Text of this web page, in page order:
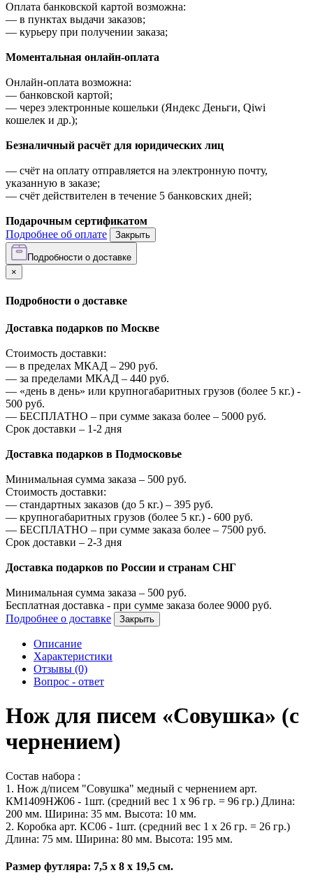
Оплата банковской картой возможна:
— в пунктах выдачи заказов;
— курьеру при получении заказа;
Моментальная онлайн-оплата
Онлайн-оплата возможна:
— банковской картой;
— через электронные кошельки (Яндекс Деньги, Qiwi
кошелек и др.);
Безналичный расчёт для юридических лиц
— счёт на оплату отправляется на электронную почту,
указанную в заказе;
— счёт действителен в течение 5 банковских дней;
Подарочным сертификатом
Подробнее об оплате
Закрыть
Подробности о доставке
×
Подробности о доставке
Доставка подарков по Москве
Стоимость доставки:
— в пределах МКАД – 290 руб.
— за пределами МКАД – 440 руб.
— «день в день» или крупногабаритных грузов (более 5 кг.) -
500 руб.
— БЕСПЛАТНО – при сумме заказа более – 5000 руб.
Срок доставки – 1-2 дня
Доставка подарков в Подмосковье
Минимальная сумма заказа – 500 руб.
Стоимость доставки:
— стандартных заказов (до 5 кг.) – 395 руб.
— крупногабаритных грузов (более 5 кг.) - 600 руб.
— БЕСПЛАТНО – при сумме заказа более – 7500 руб.
Срок доставки – 2-3 дня
Доставка подарков по России и странам СНГ
Минимальная сумма заказа – 500 руб.
Бесплатная доставка - при сумме заказа более 9000 руб.
Подробнее о доставке
Закрыть
Описание
Характеристики
Отзывы (0)
Вопрос - ответ
Нож для писем «Совушка» (с
чернением)
Состав набора :
1. Нож д/писем "Совушка" медный с чернением арт.
КМ1409НЖ06 - 1шт. (средний вес 1 х 96 гр. = 96 гр.) Длина:
200 мм. Ширина: 35 мм. Высота: 10 мм.
2. Коробка арт. КС06 - 1шт. (средний вес 1 х 26 гр. = 26 гр.)
Длина: 75 мм. Ширина: 80 мм. Высота: 195 мм.
Размер футляра: 7,5 х 8 х 19,5 см.